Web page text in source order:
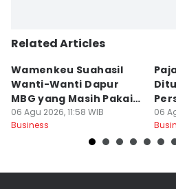
Related Articles
Wamenkeu Suahasil
Wanti-Wanti Dapur
MBG yang Masih Pakai
LPG Subsidi
06 Agu 2026, 11:58 WIB
Business
06